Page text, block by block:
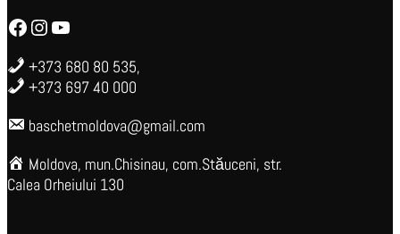
Facebook Instagram YouTube
+373 680 80 535,
+373 697 40 000
baschetmoldova@gmail.com
Moldova, mun.Chisinau, com.Stăuceni, str.
Calea Orheiului 130